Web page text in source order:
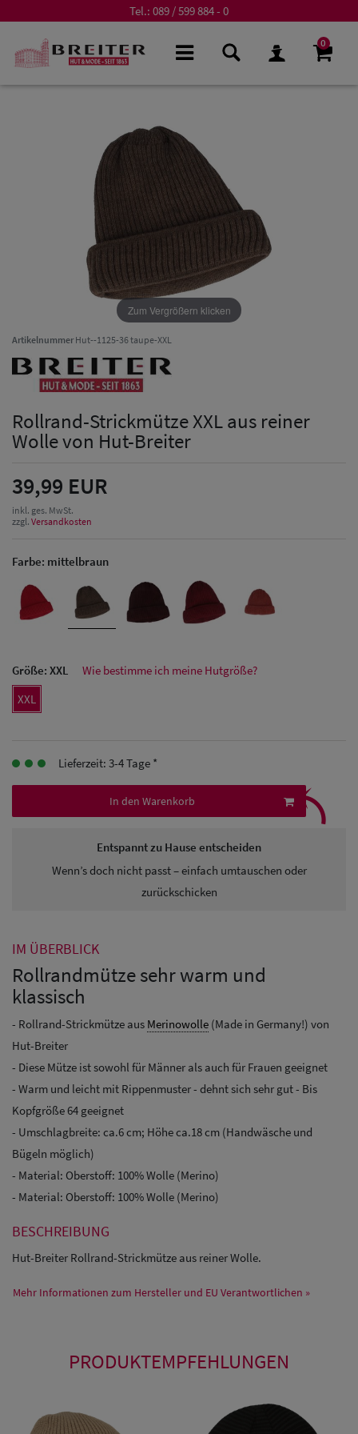
Tel.: 089 / 599 884 - 0
0
Herren Caps
Baseball Cpas
Herren
Herren
Snapback Caps
Zum Vergrößern klicken
ArtikelnummerHut--1125-36 taupe-XXL
Rollrand-Strickmütze XXL aus reiner
Wolle von Hut-Breiter
39,99 EUR
inkl. ges. MwSt.
zzgl. Versandkosten
Farbe: mittelbraun
Größe: XXL
Wie bestimme ich meine Hutgröße?
XXL
Lieferzeit: 3-4 Tage *
In den Warenkorb
Entspannt zu Hause entscheiden
Wenn’s doch nicht passt – einfach umtauschen oder
zurückschicken
⤹
IM ÜBERBLICK
Rollrandmütze sehr warm und
klassisch
- Rollrand-Strickmütze aus Merinowolle (Made in Germany!) von
Hut-Breiter
- Diese Mütze ist sowohl für Männer als auch für Frauen geeignet
- Warm und leicht mit Rippenmuster - dehnt sich sehr gut - Bis
Kopfgröße 64 geeignet
- Umschlagbreite: ca.6 cm; Höhe ca.18 cm (Handwäsche und
Bügeln möglich)
- Material: Oberstoff: 100% Wolle (Merino)
- Material: Oberstoff: 100% Wolle (Merino)
BESCHREIBUNG
Hut-Breiter Rollrand-Strickmütze aus reiner Wolle.
Mehr Informationen zum Hersteller und EU Verantwortlichen »
PRODUKTEMPFEHLUNGEN